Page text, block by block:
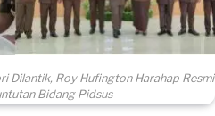
Dilantik, Roy Hufington Harahap Resmi
Bidang Pidsus